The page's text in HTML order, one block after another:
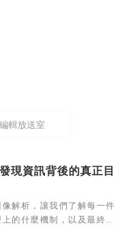
編輯放送室
現資訊背後的真正目
解析，讓我們了解每一件
的什麼機制，以及最終它